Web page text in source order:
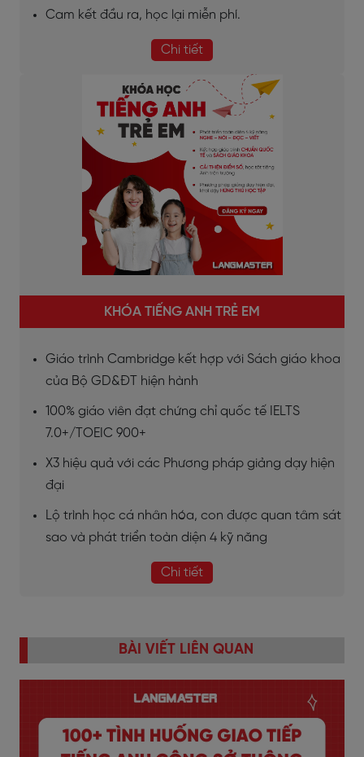
Cam kết đầu ra, học lại miễn phí.
Chi tiết
KHÓA TIẾNG ANH TRẺ EM
Giáo trình Cambridge kết hợp với Sách giáo khoa
của Bộ GD&ĐT hiện hành
100% giáo viên đạt chứng chỉ quốc tế IELTS
7.0+/TOEIC 900+
X3 hiệu quả với các Phương pháp giảng dạy hiện
đại
Lộ trình học cá nhân hóa, con được quan tâm sát
sao và phát triển toàn diện 4 kỹ năng
Chi tiết
BÀI VIẾT LIÊN QUAN